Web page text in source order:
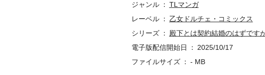
ジャンル
TLマンガ
レーベル
乙女ドルチェ・コミックス
シリーズ
殿下とは契約結婚のはずです
電子版配信開始日
2025/10/17
ファイルサイズ
- MB